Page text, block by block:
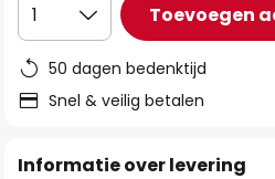
1 Toevoegen
50 dagen bedenktijd
Snel & veilig betalen
Informatie over levering